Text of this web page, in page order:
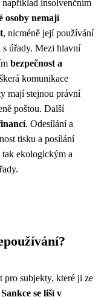
insolvenčním
osoby nemají
, nicméně její používání
úřady. Mezi hlavní
bezpečnost a
komunikace
mají stejnou právní
poštou. Další
. Odesílání a
tisku a posílání
tak ekologickým a
pro subjekty, které ji ze
Sankce se liší v